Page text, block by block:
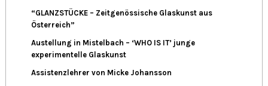
“GLANZSTÜCKE – Zeitgenössische Glaskunst aus
Österreich”
Austellung in Mistelbach – ‘WHO IS IT’ junge
experimentelle Glaskunst
Assistenzlehrer von Micke Johansson